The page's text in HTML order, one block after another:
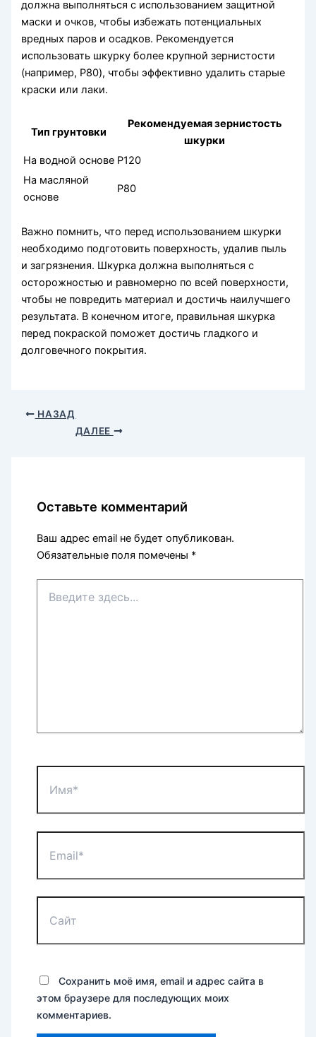
должна выполняться с использованием защитной
маски и очков, чтобы избежать потенциальных
вредных паров и осадков. Рекомендуется
использовать шкурку более крупной зернистости
(например, P80), чтобы эффективно удалить старые
краски или лаки.
Тип грунтовки
Рекомендуемая зернистость
шкурки
На водной основе P120
На масляной
основе
P80
Важно помнить, что перед использованием шкурки
необходимо подготовить поверхность, удалив пыль
и загрязнения. Шкурка должна выполняться с
осторожностью и равномерно по всей поверхности,
чтобы не повредить материал и достичь наилучшего
результата. В конечном итоге, правильная шкурка
перед покраской поможет достичь гладкого и
долговечного покрытия.
НАЗАД
ДАЛЕЕ
Оставьте комментарий
Ваш адрес email не будет опубликован.
Обязательные поля помечены *
здесь...
Сохранить моё имя, email и адрес сайта в
этом браузере для последующих моих
комментариев.